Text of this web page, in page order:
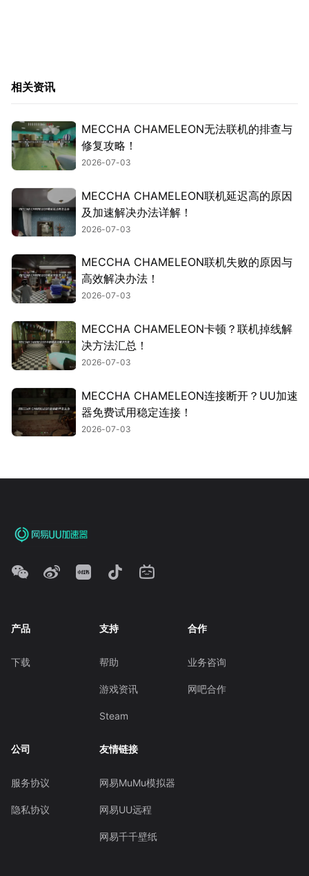
相关资讯
MECCHA CHAMELEON无法联机的排查与
修复攻略！
2026-07-03
MECCHA CHAMELEON联机延迟高的原因
及加速解决办法详解！
2026-07-03
MECCHA CHAMELEON联机失败的原因与
高效解决办法！
2026-07-03
MECCHA CHAMELEON卡顿？联机掉线解
决方法汇总！
2026-07-03
MECCHA CHAMELEON连接断开？UU加速
器免费试用稳定连接！
2026-07-03
产品
下载
支持
帮助
游戏资讯
Steam
合作
业务咨询
网吧合作
公司
服务协议
隐私协议
友情链接
网易MuMu模拟器
网易UU远程
网易千千壁纸